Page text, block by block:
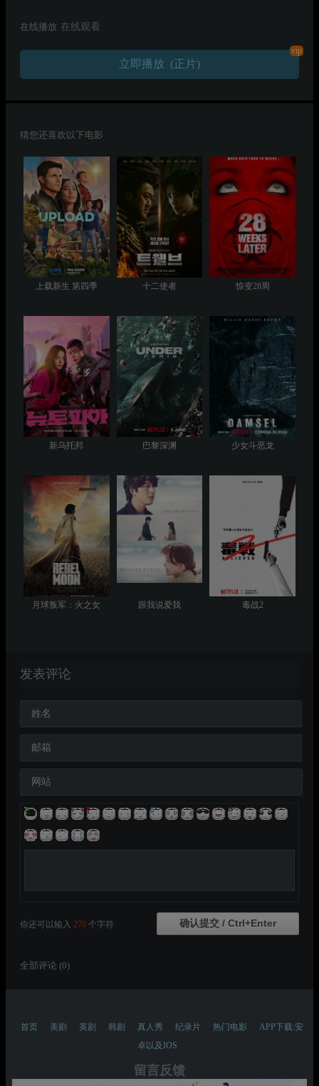
在线播放 在线观看
立即播放 (正片)
vip
猜您还喜欢以下电影
上载新生 第四季 十二使者 惊变28周
新乌托邦 巴黎深渊 少女斗恶龙
月球叛军：火之女 跟我说爱我 毒战2
发表评论
姓名
邮箱
网站
你还可以输入 270 个字符
全部评论 (0)
首页 美剧 英剧 韩剧 真人秀 纪录片 热门电影
APP下载:安
卓以及IOS
留言反馈